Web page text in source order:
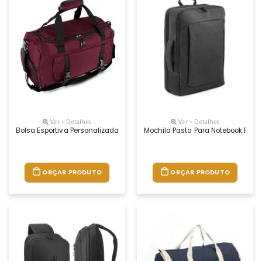
Ver + Detalhes
Bolsa Esportiva Personalizada
ORÇAR PRODUTO
Ver + Detalhes
Mochila Pasta Para Notebook
ORÇAR PRODUTO